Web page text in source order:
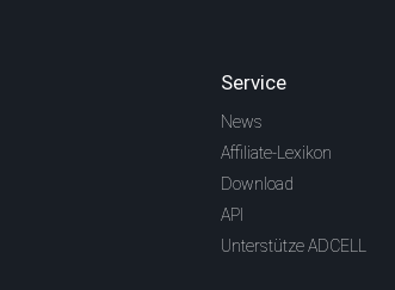
Service
News
Affiliate-Lexikon
Download
API
Unterstütze ADCELL